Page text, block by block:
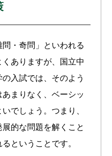
・奇問」といわれる
ありますが、国立中
入試では、そのよう
まりなく、ベーシッ
でしょう。つまり、
的な問題を解くこと
ということです。